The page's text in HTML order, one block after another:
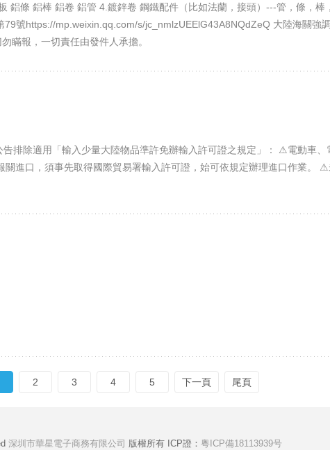
鋁條 鋁棒 鋁卷 鋁管 4.鍍鋅卷 鋼鐵配件（比如法蘭，接頭）---管，條，棒
號https://mp.weixin.qq.com/s/jc_nmlzUEElG43A8NQdZeQ 大陸海關強
瞞報，一切責任由發件人承擔。​
排除適用「輸入少量大陸物品準許免辦輸入許可證之規定」： ⚠電動車、
進口，須事先取得國際貿易署輸入許可證，始可依規定辦理進口作業。
2 3 4 5 下一頁 尾頁
深圳市華星電子商務有限公司 版權所有 ICP證： 粵ICP備18113939号